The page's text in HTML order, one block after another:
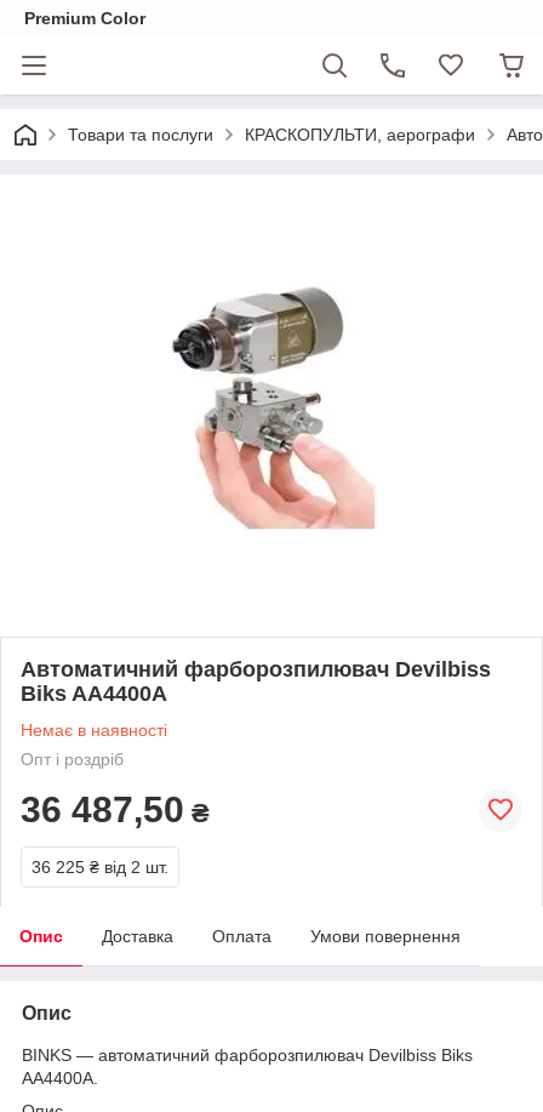
Premium Color
Товари та послуги КРАСКОПУЛЬТИ, аерографи
Автоматичний фарборозпилювач Devilbiss
Biks AA4400A
Немає в наявності
Опт і роздріб
36 487,50 ₴
36 225 ₴ від 2 шт.
Опис Доставка Оплата Умови повернення
Опис
BINKS — автоматичний фарборозпилювач Devilbiss Biks
AA4400A.